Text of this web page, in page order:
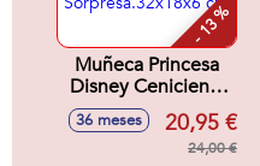
- 13 %
Muñeca Princesa
Disney Cenicienta
Reveal Con
Accesorios
Sorpresa.32x18x6
36 meses 20,95 €
24,00 €